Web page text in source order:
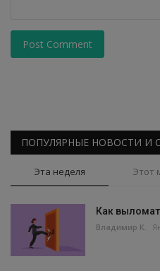
Post Comment
ПОПУЛЯРНЫЕ НОВОСТИ И
Эта неделя Этот
Как
Владимир К.